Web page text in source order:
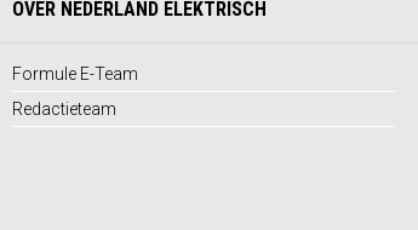
OVER NEDERLAND ELEKTRISCH
Formule E-Team
Redactieteam